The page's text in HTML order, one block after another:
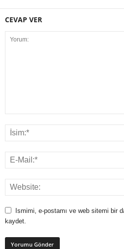
CEVAP VER
Ismimi, e-postamı ve web sitemi bir
kaydet.